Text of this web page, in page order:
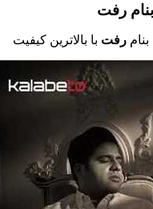
رفت
رفتبا بالاترین کیفیت